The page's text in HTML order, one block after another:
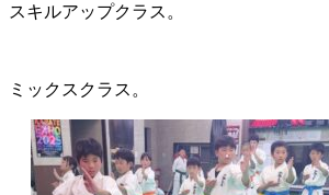
スキルアップクラス。
ミックスクラス。